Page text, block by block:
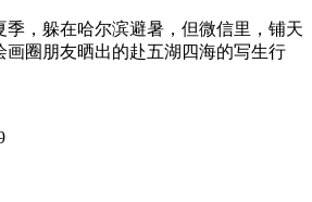
季，躲在哈尔滨避暑，但微信里，铺天
画圈朋友晒出的赴五湖四海的写生行